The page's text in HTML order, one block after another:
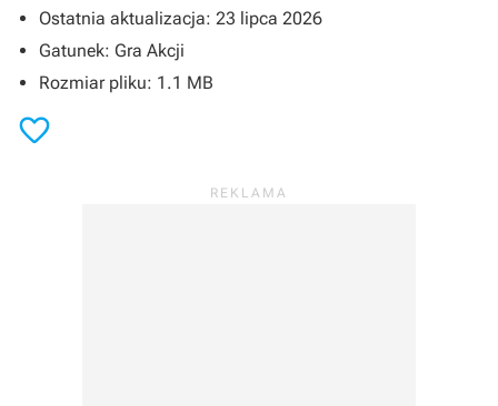
Ostatnia aktualizacja: 23 lipca 2026
Gatunek: Gra Akcji
Rozmiar pliku: 1.1 MB
